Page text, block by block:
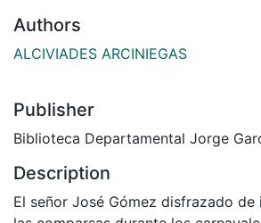
Authors
ALCIVIADES ARCINIEGAS
Publisher
Biblioteca Departamental Jorge
Description
El señor José Gómez disfrazado